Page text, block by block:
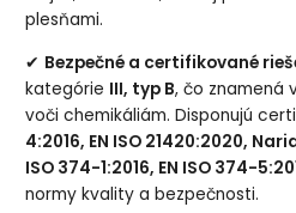
plesňami.
✔ Bezpečné a certifikované
kategórie III, typ B, čo znamená
voči chemikáliám. Disponujú
4:2016, EN ISO 21420:2020,
ISO 374-1:2016, EN ISO 374-
normy kvality a bezpečnosti.